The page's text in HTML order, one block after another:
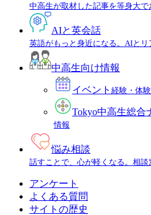
中高生が取材した記事を等身大で
AIと英会話
英語がもっと身近になる。AIと
中高生向け情報
イベント 経験・体
Tokyo中高生総合
情報
悩み相談
話すことで、心が軽くなる。相談
アンケート
よくある質問
サイトの歴史